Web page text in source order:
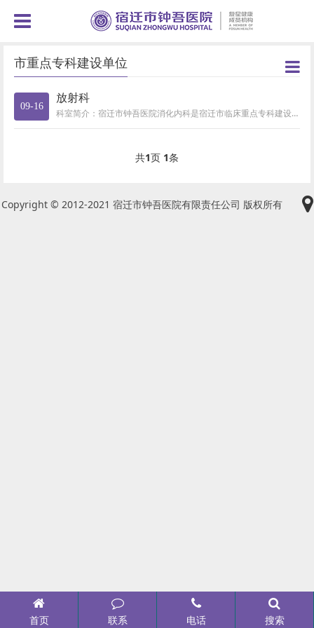
市重点专科建设单位
09-16
放射科
科室简介：宿迁市钟吾医院消化内科是宿迁市临床重点专科建设单位，下设消化内科门诊、消化内科病房、消化内镜中心；病房核定床位...
共1页 1条
Copyright © 2012-2021 宿迁市钟吾医院有限责任公司 版权所有
首页 联系 电话 搜索